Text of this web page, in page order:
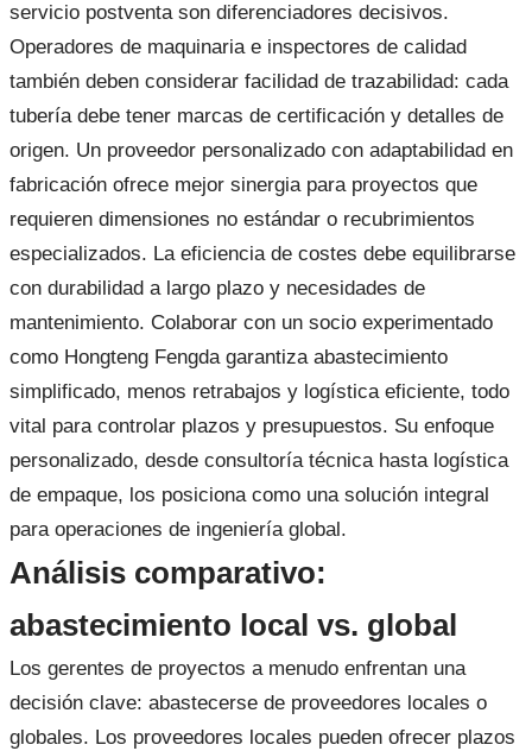
servicio postventa son diferenciadores decisivos.
Operadores de maquinaria e inspectores de calidad
también deben considerar facilidad de trazabilidad: cada
tubería debe tener marcas de certificación y detalles de
origen. Un proveedor personalizado con adaptabilidad en
fabricación ofrece mejor sinergia para proyectos que
requieren dimensiones no estándar o recubrimientos
especializados. La eficiencia de costes debe equilibrarse
con durabilidad a largo plazo y necesidades de
mantenimiento. Colaborar con un socio experimentado
como Hongteng Fengda garantiza abastecimiento
simplificado, menos retrabajos y logística eficiente, todo
vital para controlar plazos y presupuestos. Su enfoque
personalizado, desde consultoría técnica hasta logística
de empaque, los posiciona como una solución integral
para operaciones de ingeniería global.
Análisis comparativo:
abastecimiento local vs. global
Los gerentes de proyectos a menudo enfrentan una
decisión clave: abastecerse de proveedores locales o
globales. Los proveedores locales pueden ofrecer plazos